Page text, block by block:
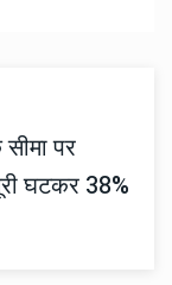
पर
घटकर 38%